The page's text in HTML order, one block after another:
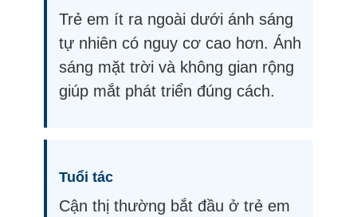
Trẻ em ít ra ngoài dưới ánh sáng
tự nhiên có nguy cơ cao hơn. Ánh
sáng mặt trời và không gian rộng
giúp mắt phát triển đúng cách.
Tuổi tác
Cận thị thường bắt đầu ở trẻ em